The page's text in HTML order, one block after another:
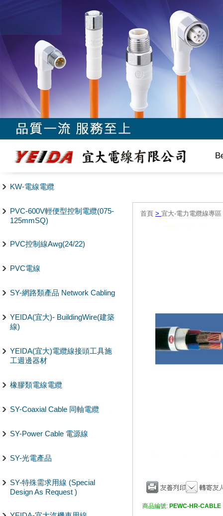
KW-電線電纜
PVC-600V輕便型控制電纜(075-
125mmSQ)
PVC控制線Awg(24/22)
PVC電線
SY-網路類產品 Network Cabling
YEIDA(宜大)- BuildingWire(建築
線)
YEIDA(宜大)電纜線接頭工具施
工週邊器材
橡膠類電線電纜
SY-Coaxial Cable 同軸電纜
SY-Power Cable 電源線
SY-光電產品
SY-特殊需求用線 (Special
Design As Request )
首頁 > 宜大-電力電纜線專區
商品編號: PEWC-HR-CABLE